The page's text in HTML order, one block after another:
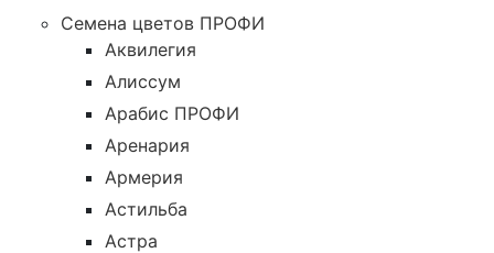
Cемена цветов ПРОФИ
Аквилегия
Алиссум
Арабис ПРОФИ
Аренария
Армерия
Астильба
Астра